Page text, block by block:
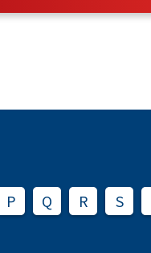
P Q R S